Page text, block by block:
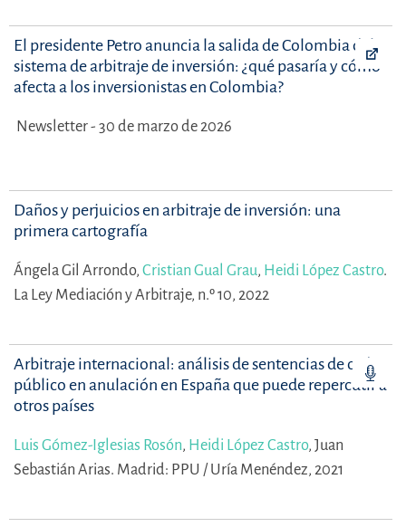
El presidente Petro anuncia la salida de Colombia del
sistema de arbitraje de inversión: ¿qué pasaría y cómo
afecta a los inversionistas en Colombia?
Newsletter - 30 de marzo de 2026
Daños y perjuicios en arbitraje de inversión: una
primera cartografía
Ángela Gil Arrondo, Cristian Gual Grau, Heidi López Castro.
La Ley Mediación y Arbitraje, n.º 10, 2022
Arbitraje internacional: análisis de sentencias de orden
público en anulación en España que puede repercutir a
otros países
Luis Gómez-Iglesias Rosón, Heidi López Castro, Juan
Sebastián Arias. Madrid: PPU / Uría Menéndez, 2021